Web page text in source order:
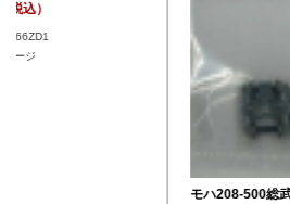
モハ208-500総武線 台車